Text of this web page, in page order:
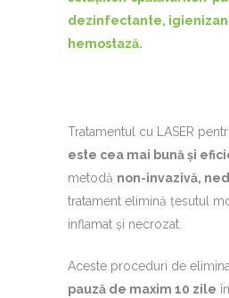
dezinfectante,
hemostază.
Tratamentul cu LASER
este cea mai bună și
metodă non-invazivă,
tratament elimină țesutul
inflamat și necrozat.
Aceste proceduri de
pauză de maxim 10 zile